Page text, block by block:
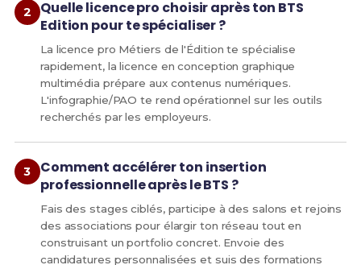
Quelle licence pro choisir après ton BTS
Edition pour te spécialiser ?
La licence pro Métiers de l'Édition te spécialise
rapidement, la licence en conception graphique
multimédia prépare aux contenus numériques.
L'infographie/PAO te rend opérationnel sur les outils
recherchés par les employeurs.
Comment accélérer ton insertion
professionnelle après le BTS ?
Fais des stages ciblés, participe à des salons et rejoins
des associations pour élargir ton réseau tout en
construisant un portfolio concret. Envoie des
candidatures personnalisées et suis des formations